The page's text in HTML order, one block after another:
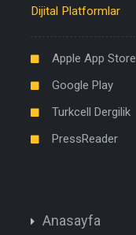
Dijital Platformlar
Apple App Store
Google Play
Turkcell Dergilik
PressReader
Anasayfa